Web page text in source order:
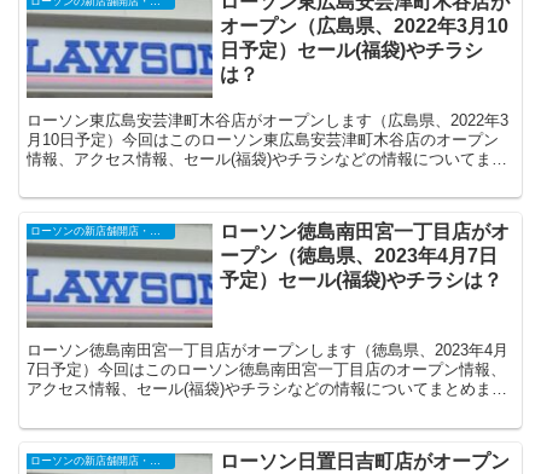
オープン（広島県、2022年3月10
日予定）セール(福袋)やチラシ
は？
ローソン東広島安芸津町木谷店がオープンします（広島県、2022年3
月10日予定）今回はこのローソン東広島安芸津町木谷店のオープン
情報、アクセス情報、セール(福袋)やチラシなどの情報についてまと
ローソン徳島南田宮一丁目店がオ
ープン（徳島県、2023年4月7日
予定）セール(福袋)やチラシは？
ローソン徳島南田宮一丁目店がオープンします（徳島県、2023年4月
7日予定）今回はこのローソン徳島南田宮一丁目店のオープン情報、
アクセス情報、セール(福袋)やチラシなどの情報についてまとめま
ローソンの新店舗開店・オープンセール
ローソン日置日吉町店がオープン